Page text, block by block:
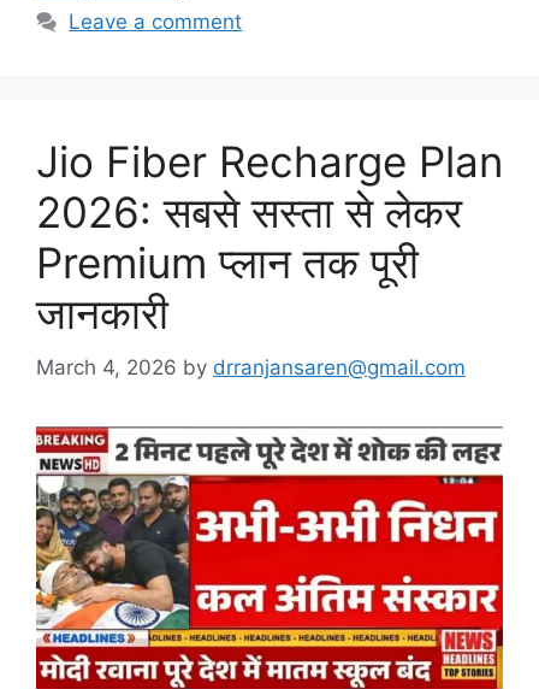
Leave a comment
Jio Fiber Recharge Plan
2026: सबसे सस्ता से लेकर
Premium प्लान तक पूरी
जानकारी
March 4, 2026 by drranjansaren@gmail.com